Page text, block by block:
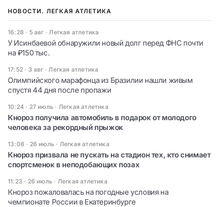
НОВОСТИ. ЛЕГКАЯ АТЛЕТИКА
16:28 · 5 авг · Легкая атлетика
У Исинбаевой обнаружили новый долг перед ФНС почти
на ₽150 тыс.
17:52 · 3 авг · Легкая атлетика
Олимпийского марафонца из Бразилии нашли живым
спустя 44 дня после пропажи
10:24 · 27 июль · Легкая атлетика
Кнороз получила автомобиль в подарок от молодого
человека за рекордный прыжок
13:08 · 26 июль · Легкая атлетика
Кнороз призвала не пускать на стадион тех, кто снимает
спортсменок в неподобающих позах
11:23 · 26 июль · Легкая атлетика
Кнороз пожаловалась на погодные условия на
чемпионате России в Екатеринбурге